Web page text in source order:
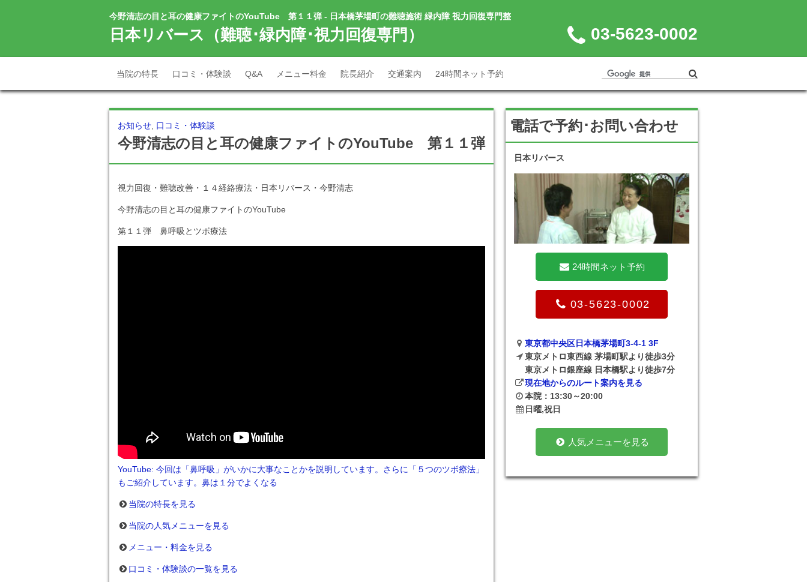
今野清志の目と耳の健康ファイトのYouTube 第１１弾 - 日本橋茅場町の難聴施術 緑内障 視力回復専門整
体日本リバース（難聴･緑内障･視力回復専門） 03-5623-0002
当院の特長 口コミ・体験談 Q&A メニュー料金 院長紹介 交通案内 24時間ネット予約
お知らせ 口コミ・体験談
今野清志の目と耳の健康ファイトのYouTube 第１１弾
視力回復・難聴改善・１４経絡療法・日本リバース・今野清志
今野清志の目と耳の健康ファイトのYouTube
第１１弾 鼻呼吸とツボ療法
YouTube: 今回は「鼻呼吸」がいかに大事なことかを説明しています。さらに「５つのツボ療法」
もご紹介しています。鼻は１分でよくなる
当院の特長を見る
当院の人気メニューを見る
メニュー・料金を見る
口コミ・体験談の一覧を見る
電話で予約･お問い合わせ
日本リバース
24時間ネット予約
03-5623-0002
東京都中央区日本橋茅場町3-4-1 3F
東京メトロ東西線 茅場町駅より徒歩3分
東京メトロ銀座線 日本橋駅より徒歩7分
現在地からのルート案内を見る
本院：13:30～20:00
日曜,祝日
人気メニューを見る